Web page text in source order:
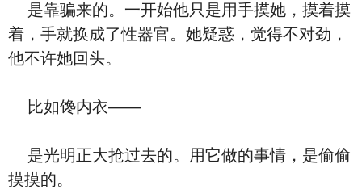
是靠骗来的。一开始他只是用手摸她，摸着摸
着，手就换成了性器官。她疑惑，觉得不对劲，
他不许她回头。
比如馋内衣——
是光明正大抢过去的。用它做的事情，是偷偷
摸摸的。